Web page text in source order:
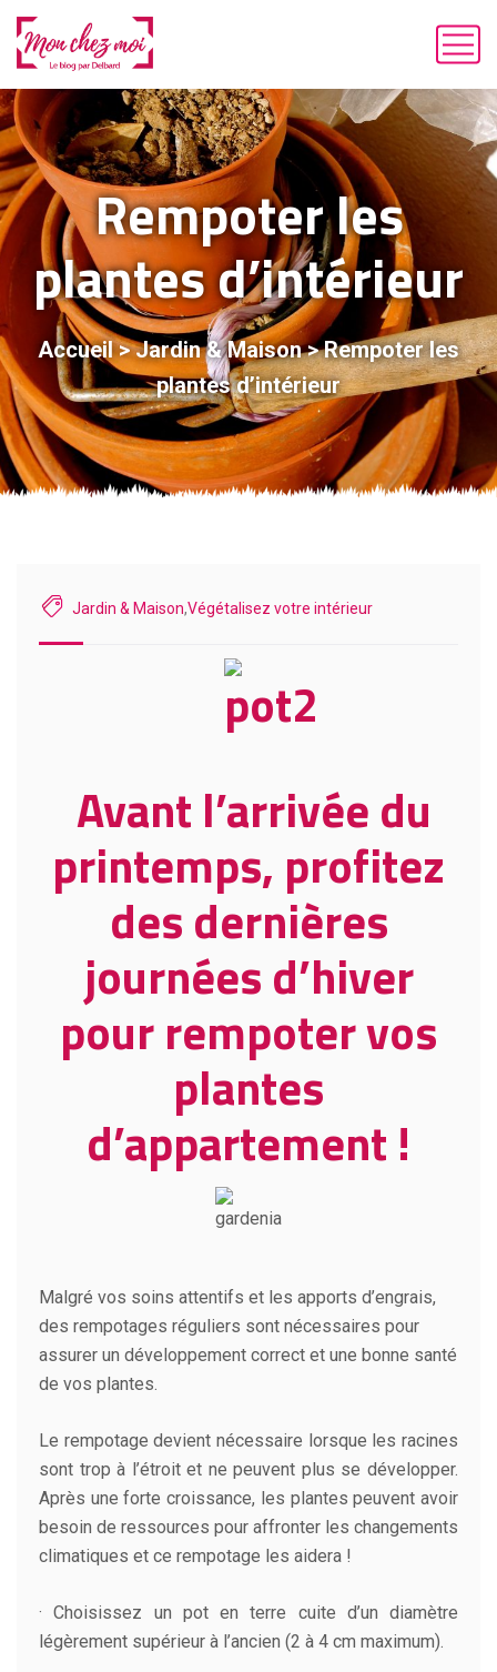
Rempoter les
plantes d’intérieur
Accueil>Jardin & Maison>Rempoter les
plantes d’intérieur
Jardin & Maison,Végétalisez votre intérieur
Avant l’arrivée du
printemps, profitez
des dernières
journées d’hiver
pour rempoter vos
plantes
d’appartement !
Malgré vos soins attentifs et les apports d’engrais,
des rempotages réguliers sont nécessaires pour
assurer un développement correct et une bonne santé
de vos plantes.
Le rempotage devient nécessaire lorsque les racines
sont trop à l’étroit et ne peuvent plus se développer.
Après une forte croissance, les plantes peuvent avoir
besoin de ressources pour affronter les changements
climatiques et ce rempotage les aidera !
· Choisissez un pot en terre cuite d’un diamètre
légèrement supérieur à l’ancien (2 à 4 cm maximum).